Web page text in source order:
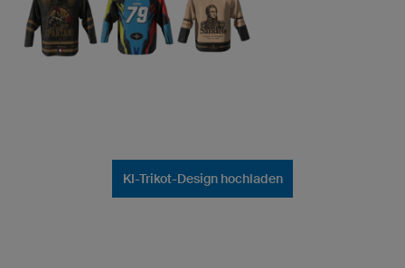
KI-Trikot-Design hochladen